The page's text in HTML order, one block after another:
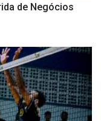
de Negócios